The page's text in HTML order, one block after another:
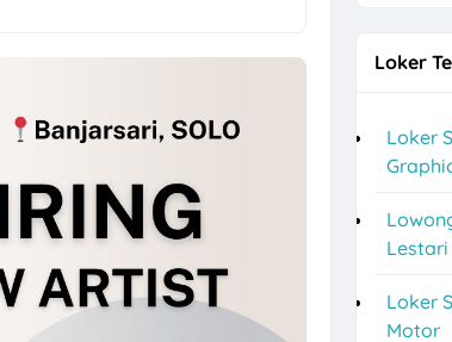
Hybrid di SIMGROUP Area Semarang &
SMK di Niagara Kosmetik
Graphic Design Full Time
Loker
Loker
Lestari
Loker
Motor